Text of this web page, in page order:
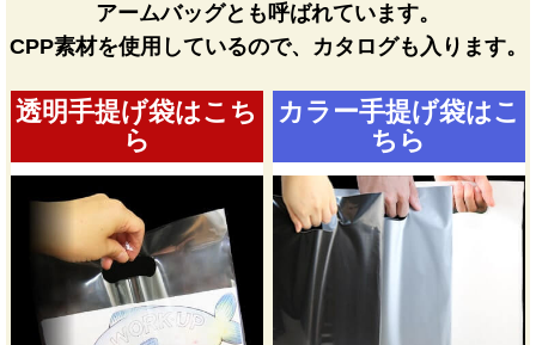
アームバッグとも呼ばれています。
CPP素材を使用しているので、カタログも入ります。
透明手提げ袋はこち
ら
カラー手提げ袋はこ
ちら